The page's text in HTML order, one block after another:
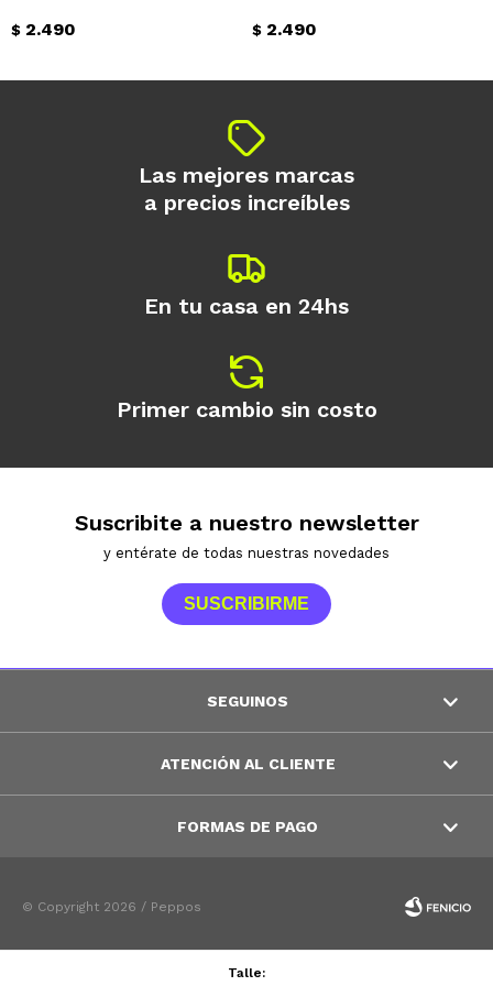
Talle:
$ 2.490 $ 2.490
Las mejores marcas
a precios increíbles
En tu casa en 24hs
Primer cambio sin costo
Suscribite a nuestro newsletter
y entérate de todas nuestras novedades
SUSCRIBIRME
SEGUINOS
ATENCIÓN AL CLIENTE
FORMAS DE PAGO
© Copyright 2026 / Peppos